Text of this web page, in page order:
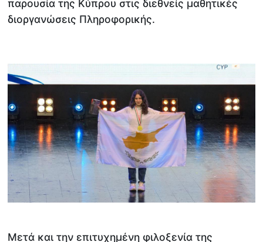
παρουσία της Κύπρου στις διεθνείς μαθητικές
διοργανώσεις Πληροφορικής.
Μετά και την επιτυχημένη φιλοξενία της